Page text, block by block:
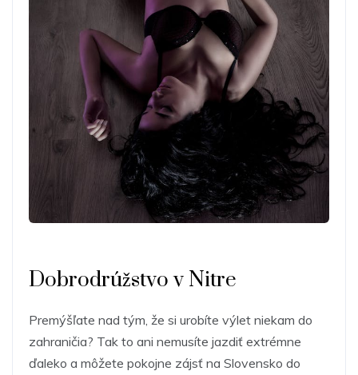
Dobrodrúžstvo v Nitre
Premýšľate nad tým, že si urobíte výlet niekam do
zahraničia? Tak to ani nemusíte jazdiť extrémne
ďaleko a môžete pokojne zájsť na Slovensko do